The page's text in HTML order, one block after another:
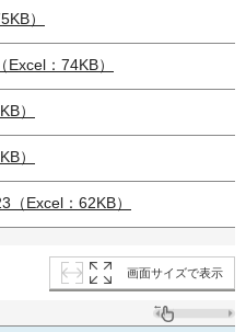
）
：74KB）
）
）
（Excel ：62KB）
画面サイズで表示